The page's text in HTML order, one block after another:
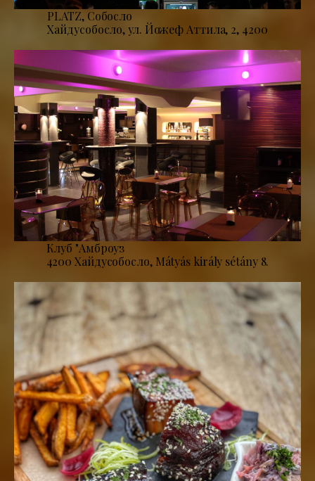
PLATZ, Собосло
Хайдусобосло, ул. Йожеф Аттила, 2, 4200
Клуб "Амброуз
4200 Хайдусобосло, Mátyás király sétány 8.